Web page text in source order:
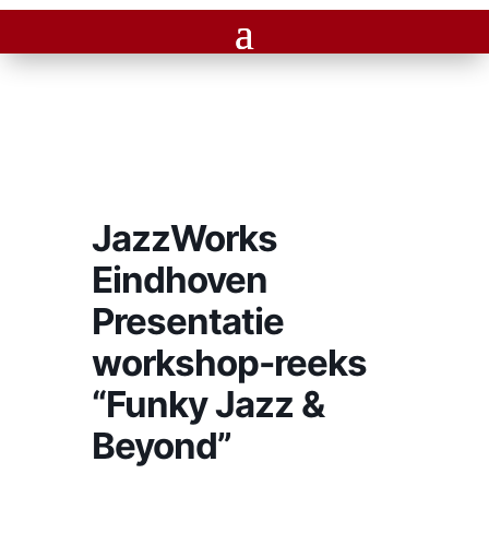
JazzWorks
Eindhoven
Presentatie
workshop-reeks
“Funky Jazz &
Beyond”